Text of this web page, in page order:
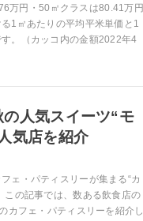
万円・50㎡クラスは80.41万円
1㎡あたりの平均平米単価と1
。（カッコ内の金額2022年4
の人気スイーツ“モ
気店を紹介
ェ・パティスリーが集まる“カ
この記事では、数ある飲食店の
カフェ・パティスリーを紹介し